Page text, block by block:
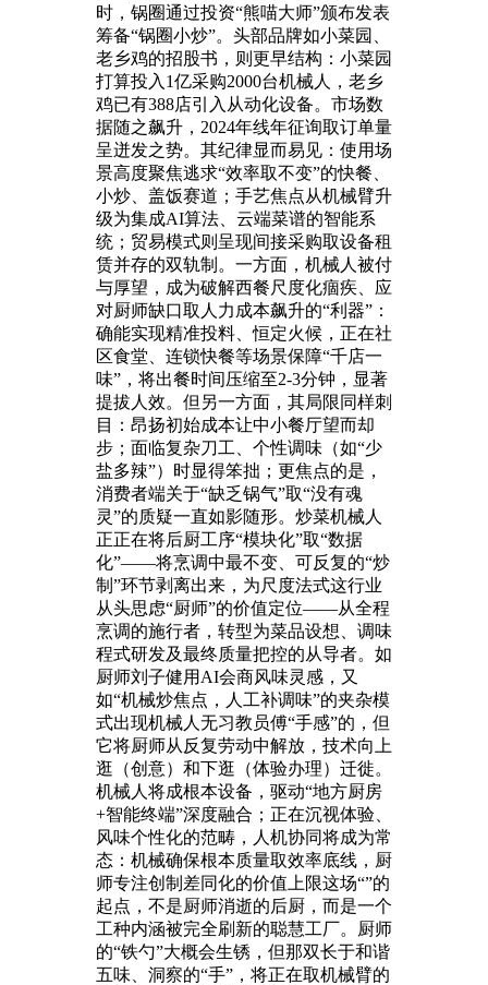
时，锅圈通过投资“熊喵大师”颁布发表
筹备“锅圈小炒”。头部品牌如小菜园、
老乡鸡的招股书，则更早结构：小菜园
打算投入1亿采购2000台机械人，老乡
鸡已有388店引入从动化设备。市场数
据随之飙升，2024年线年征询取订单量
呈迸发之势。其纪律显而易见：使用场
景高度聚焦逃求“效率取不变”的快餐、
小炒、盖饭赛道；手艺焦点从机械臂升
级为集成AI算法、云端菜谱的智能系
统；贸易模式则呈现间接采购取设备租
赁并存的双轨制。一方面，机械人被付
与厚望，成为破解西餐尺度化痼疾、应
对厨师缺口取人力成本飙升的“利器”：
确能实现精准投料、恒定火候，正在社
区食堂、连锁快餐等场景保障“千店一
味”，将出餐时间压缩至2-3分钟，显著
提拔人效。但另一方面，其局限同样刺
目：昂扬初始成本让中小餐厅望而却
步；面临复杂刀工、个性调味（如“少
盐多辣”）时显得笨拙；更焦点的是，
消费者端关于“缺乏锅气”取“没有魂
灵”的质疑一直如影随形。炒菜机械人
正正在将后厨工序“模块化”取“数据
化”——将烹调中最不变、可反复的“炒
制”环节剥离出来，为尺度法式这行业
从头思虑“厨师”的价值定位——从全程
烹调的施行者，转型为菜品设想、调味
程式研发及最终质量把控的从导者。如
厨师刘子健用AI会商风味灵感，又
如“机械炒焦点，人工补调味”的夹杂模
式出现机械人无习教员傅“手感”的，但
它将厨师从反复劳动中解放，技术向上
逛（创意）和下逛（体验办理）迁徙。
机械人将成根本设备，驱动“地方厨房
+智能终端”深度融合；正在沉视体验、
风味个性化的范畴，人机协同将成为常
态：机械确保根本质量取效率底线，厨
师专注创制差同化的价值上限这场“”的
起点，不是厨师消逝的后厨，而是一个
工种内涵被完全刷新的聪慧工厂。厨师
的“铁勺”大概会生锈，但那双长于和谐
五味、洞察的“手”，将正在取机械臂的